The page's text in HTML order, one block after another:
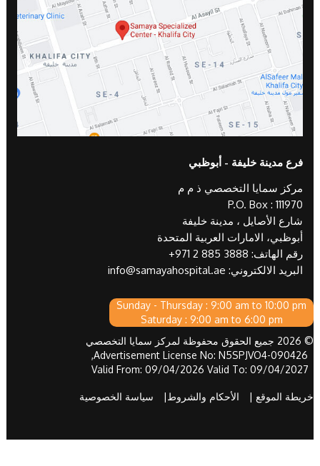
فرع مدينة خليفة - أبوظبي
مركز سمايا التخصصي ذ م م
P.O. Box : 111970
شارع الأصايل ، مدينة خليفة
أبوظبي، الامارات العربية المتحدة
رقم الهاتف:+971 2 885 3888
البريد الالكتروني:info@samayahospital.ae
Sunday - Thursday : 9:00 am to 10:00 pm
Saturday : 9:00 am to 6:00 pm
© 2026 جميع الحقوق محفوظة لمركز سمايا التخصصي
Advertisement License No: N5SPJVO4-090426,
Valid From: 09/04/2026 Valid To: 09/04/2027
خريطة الموقع | الأحكام والشروط| سياسة الخصوصية